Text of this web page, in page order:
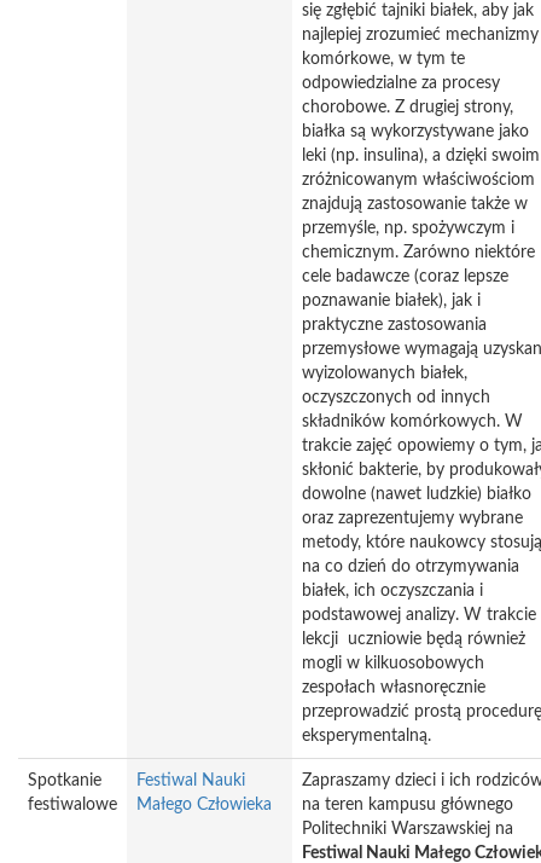
się zgłębić tajniki białek, aby jak
najlepiej zrozumieć mechanizmy
komórkowe, w tym te
odpowiedzialne za procesy
chorobowe. Z drugiej strony,
białka są wykorzystywane jako
leki (np. insulina), a dzięki swoim
zróżnicowanym właściwościom
znajdują zastosowanie także w
przemyśle, np. spożywczym i
chemicznym. Zarówno niektóre
cele badawcze (coraz lepsze
poznawanie białek), jak i
praktyczne zastosowania
przemysłowe wymagają
wyizolowanych białek,
oczyszczonych od innych
składników komórkowych. W
trakcie zajęć opowiemy o tym,
skłonić bakterie, by
dowolne (nawet ludzkie) białko
oraz zaprezentujemy wybrane
metody, które naukowcy stosują
na co dzień do otrzymywania
białek, ich oczyszczania i
podstawowej analizy. W trakcie
lekcji uczniowie będą również
mogli w kilkuosobowych
zespołach własnoręcznie
przeprowadzić prostą procedurę
eksperymentalną.
Spotkanie
festiwalowe
Festiwal Nauki
Małego Człowieka
Zapraszamy dzieci i ich
na teren kampusu głównego
Politechniki Warszawskiej na
Festiwal Nauki Małego